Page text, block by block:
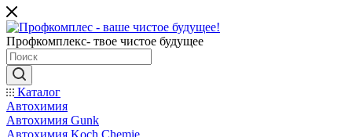
Профкомплекс- твое чистое будущее
Каталог
Автохимия
Автохимия Gunk
Автохимия Koch Chemie